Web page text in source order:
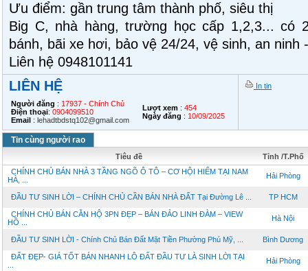
Ưu điểm: gần trung tâm thành phố, siêu thị
Big C, nhà hàng, trường học cấp 1,2,3... có
bánh, bãi xe hơi, bảo vệ 24/24, vệ sinh, an ninh
Liên hệ 0948101141
LIÊN HỆ
Người đăng : 17937 - Chính Chủ
Điện thoại: 0904099510
Email : lehadtbdstq102@gmail.com
Lượt xem : 454
Ngày đăng : 10/09/2025
In tin
Tin cùng người rao
Tiêu đề
Tỉnh /T.Phố
CHÍNH CHỦ BÁN NHÀ 3 TẦNG NGÕ Ô TÔ – CƠ HỘI HIẾM TẠI NAM
HÀ, ...
Hải Phòng
ĐẦU TƯ SINH LỜI – CHÍNH CHỦ CẦN BÁN NHÀ ĐẤT Tại Đường Lê ... TP HCM
CHÍNH CHỦ BÁN CĂN HỘ 3PN ĐẸP – BÁN ĐẢO LINH ĐÀM – VIEW
HỒ ...
Hà Nội
ĐẦU TƯ SINH LỜI - Chính Chủ Bán Đất Mặt Tiền Phường Phú Mỹ, ... Bình Dương
ĐẤT ĐẸP- GIÁ TỐT BÁN NHANH LÔ ĐẤT ĐẦU TƯ LÀ SINH LỜI TẠI
Hải Phòng